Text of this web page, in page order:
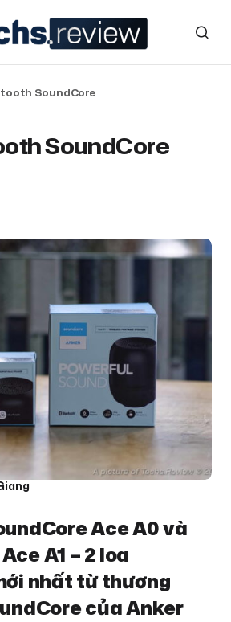
SoundCore
SoundCore
Ace A0 và
A1 – 2 loa
nhất từ thương
của Anker